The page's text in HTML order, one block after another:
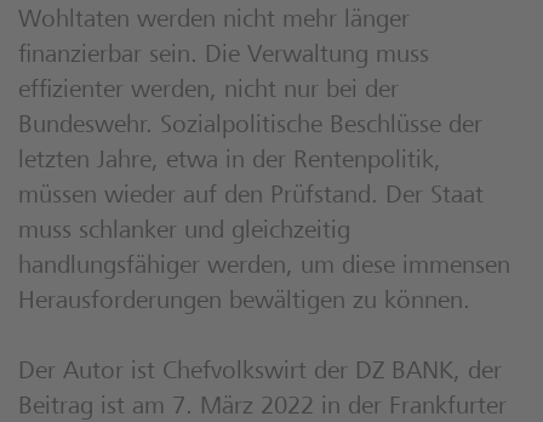
Wohltaten werden nicht mehr länger
finanzierbar sein. Die Verwaltung muss
effizienter werden, nicht nur bei der
Bundeswehr. Sozialpolitische Beschlüsse der
letzten Jahre, etwa in der Rentenpolitik,
müssen wieder auf den Prüfstand. Der Staat
muss schlanker und gleichzeitig
handlungsfähiger werden, um diese immensen
Herausforderungen bewältigen zu können.
Der Autor ist Chefvolkswirt der DZ BANK, der
Beitrag ist am 7. März 2022 in der Frankfurter